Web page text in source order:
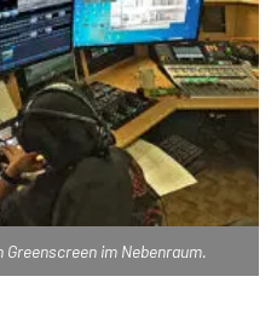
im Nebenraum.